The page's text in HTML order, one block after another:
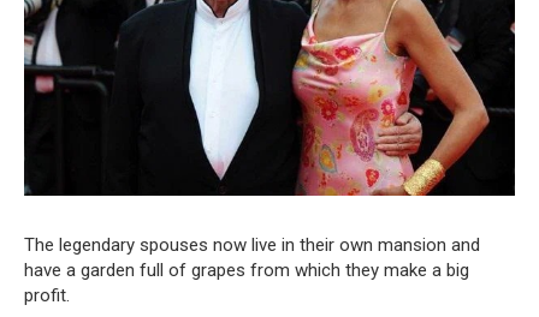
The legendary spouses now live in their own mansion and
have a garden full of grapes from which they make a big
profit.